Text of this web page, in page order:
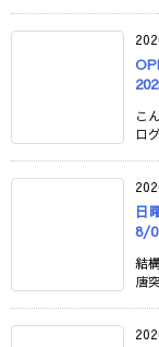
こ
ロ
日
8/
結
唐